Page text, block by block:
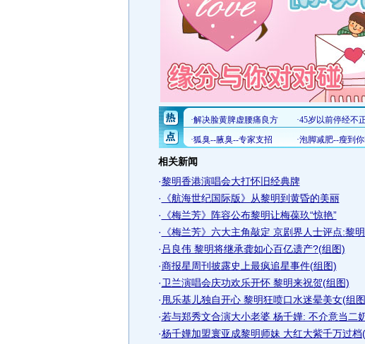
相关新闻
·黎明香港演唱会大打怀旧经典牌
· 《航海世纪国际版》从黎明到黄昏的美丽
· 《梅兰芳》阵容公布黎明让梅葆玖“惊艳”
· 《梅兰芳》六大主角敲定 京剧界人士评点:黎
· 吕良伟 黎明将继承龚如心百亿遗产?(组图)
·商报星周刊披露史上最疯追星事件(组图)
·卫兰演唱会庆功欢乐开怀 黎明来祝贺(组图)
· 甩乐基儿独自开心 黎明狂喷口水迷晕美女(组
·若与郑秀文合演大小老婆 杨千嬅: 不介意当二
·杨千嬅加盟寰亚成黎明师妹 大红大紫千万过档